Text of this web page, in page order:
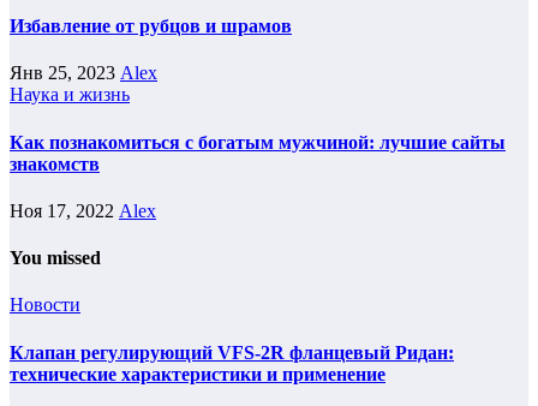
Избавление от рубцов и шрамов
Янв 25, 2023 Alex
Наука и жизнь
Как познакомиться с богатым мужчиной: лучшие сайты
знакомств
Ноя 17, 2022 Alex
You missed
Новости
Клапан регулирующий VFS-2R фланцевый Ридан:
технические характеристики и применение